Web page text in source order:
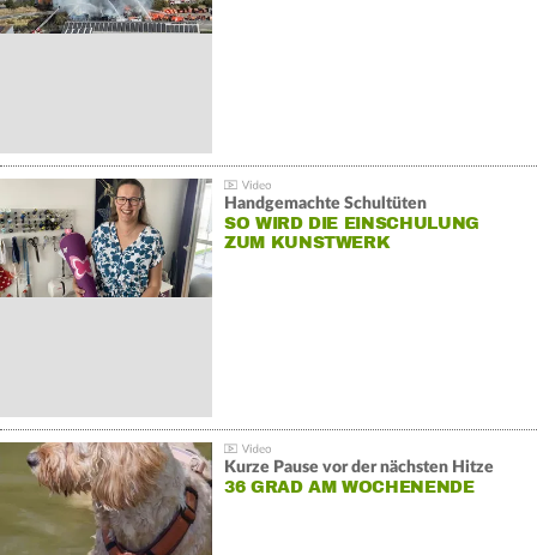
Handgemachte Schultüten
SO WIRD DIE EINSCHULUNG
ZUM KUNSTWERK
Kurze Pause vor der nächsten Hitze
36 GRAD AM WOCHENENDE